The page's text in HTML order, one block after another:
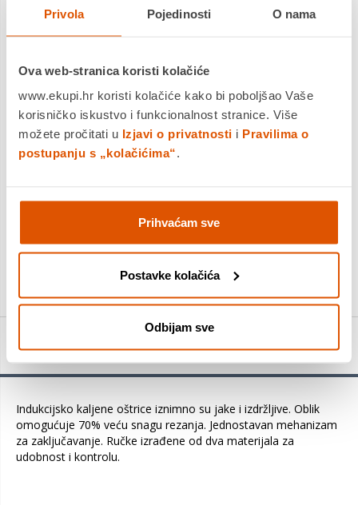
Privola Pojedinosti O nama
Ova web-stranica koristi kolačiće
www.ekupi.hr koristi kolačiće kako bi poboljšao Vaše
korisničko iskustvo i funkcionalnost stranice. Više
možete pročitati u Izjavi o privatnosti i Pravilima o
postupanju s „kolačićima“.
Prihvaćam sve
Postavke kolačića
Odbijam sve
Indukcijsko kaljene oštrice iznimno su jake i izdržljive. Oblik
omogućuje 70% veću snagu rezanja. Jednostavan mehanizam
za zaključavanje. Ručke izrađene od dva materijala za
Dostavljamo već od 18.08.2026
Platite gotovinom pri preuzimanju, Internet bankarstvom, karticama
jednokratno i na rate
Povrat robe moguć unutar 14 dana
DODAJTE U KOŠARICU
KUPITE ODMAH
Detalji proizvoda
Indukcijsko kaljene oštrice iznimno su jake i izdržljive. Oblik
omogućuje 70% veću snagu rezanja. Jednostavan mehanizam
za zaključavanje. Ručke izrađene od dva materijala za
udobnost i kontrolu.